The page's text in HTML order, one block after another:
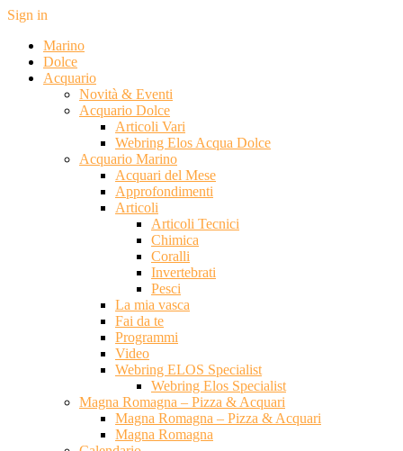
Sign in
Marino
Dolce
Acquario
Novità & Eventi
Acquario Dolce
Articoli Vari
Webring Elos Acqua Dolce
Acquario Marino
Acquari del Mese
Approfondimenti
Articoli
Articoli Tecnici
Chimica
Coralli
Invertebrati
Pesci
La mia vasca
Fai da te
Programmi
Video
Webring ELOS Specialist
Webring Elos Specialist
Magna Romagna – Pizza & Acquari
Magna Romagna – Pizza & Acquari
Magna Romagna